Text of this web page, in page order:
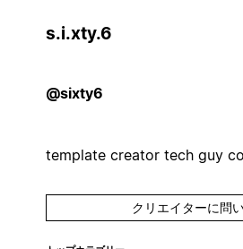
s.i.xty.6
@sixty6
template creator tech guy
クリエイターに問